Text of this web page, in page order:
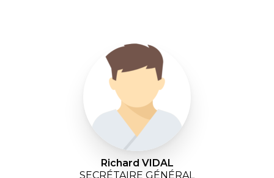
Richard VIDAL
SECRÉTAIRE GÉNÉRAL